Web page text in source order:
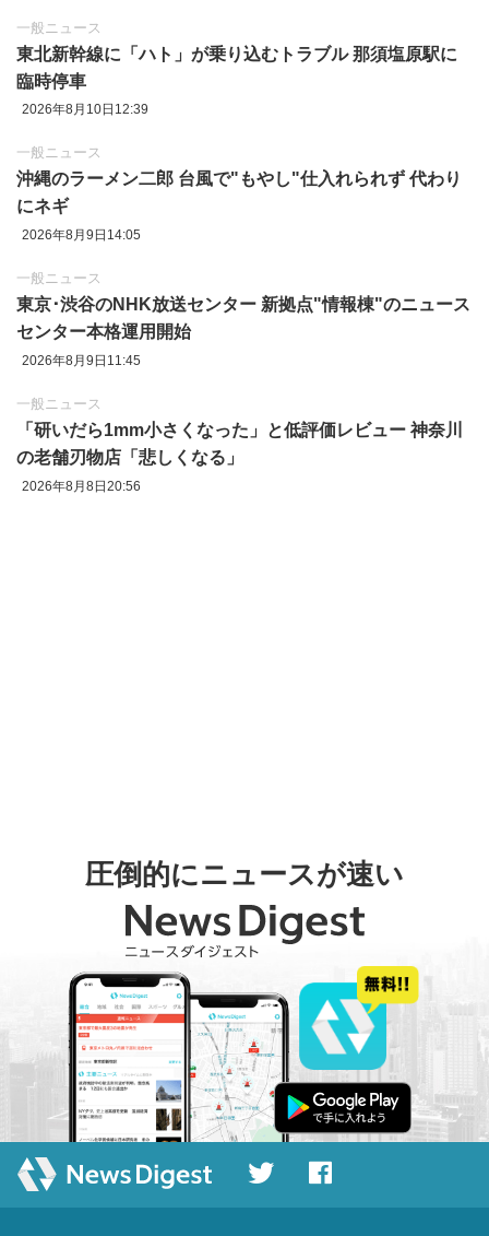
一般ニュース
東北新幹線に「ハト」が乗り込むトラブル 那須塩原駅に
臨時停車
2026年8月10日12:39
一般ニュース
沖縄のラーメン二郎 台風で"もやし"仕入れられず 代わり
にネギ
2026年8月9日14:05
一般ニュース
東京‪･‬渋谷のNHK放送センター 新拠点"情報棟"のニュース
センター本格運用開始
2026年8月9日11:45
一般ニュース
「研いだら1mm小さくなった」と低評価レビュー 神奈川
の老舗刃物店「悲しくなる」
2026年8月8日20:56
圧倒的にニュースが速い